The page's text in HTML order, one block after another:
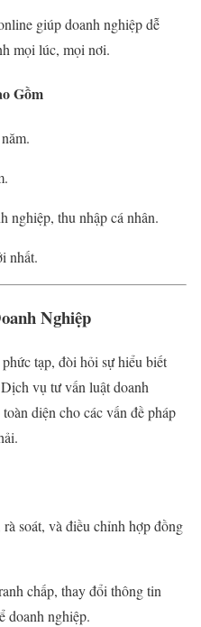
giúp doanh nghiệp dễ
mọi lúc, mọi nơi.
Gồm
nghiệp, thu nhập cá nhân.
nhất.
Nghiệp
tạp, đòi hỏi sự hiểu biết
vụ tư vấn luật doanh
diện cho các vấn đề pháp
rà soát, và điều chỉnh hợp đồng
chấp, thay đổi thông tin
doanh nghiệp.